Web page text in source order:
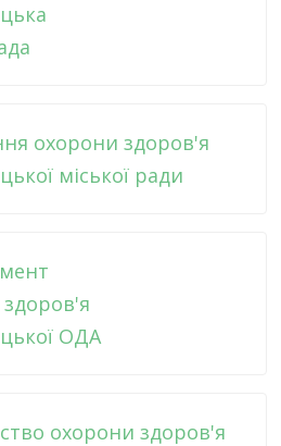
охорони здоров'я
міської ради
ОДА
охорони здоров'я